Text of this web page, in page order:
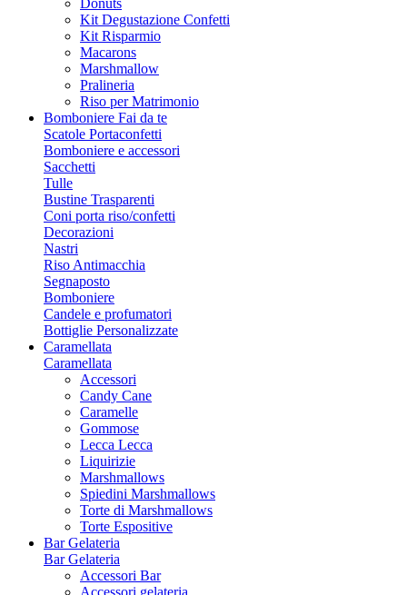
Donuts
Kit Degustazione Confetti
Kit Risparmio
Macarons
Marshmallow
Pralineria
Riso per Matrimonio
Bomboniere Fai da te
Scatole Portaconfetti
Bomboniere e accessori
Sacchetti
Tulle
Bustine Trasparenti
Coni porta riso/confetti
Decorazioni
Nastri
Riso Antimacchia
Segnaposto
Bomboniere
Candele e profumatori
Bottiglie Personalizzate
Caramellata
Caramellata
Accessori
Candy Cane
Caramelle
Gommose
Lecca Lecca
Liquirizie
Marshmallows
Spiedini Marshmallows
Torte di Marshmallows
Torte Espositive
Bar Gelateria
Bar Gelateria
Accessori Bar
Accessori gelateria